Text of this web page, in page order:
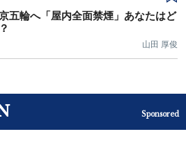
五輪へ「屋内全面禁煙」あなたはど
山田 厚俊
Sponsored